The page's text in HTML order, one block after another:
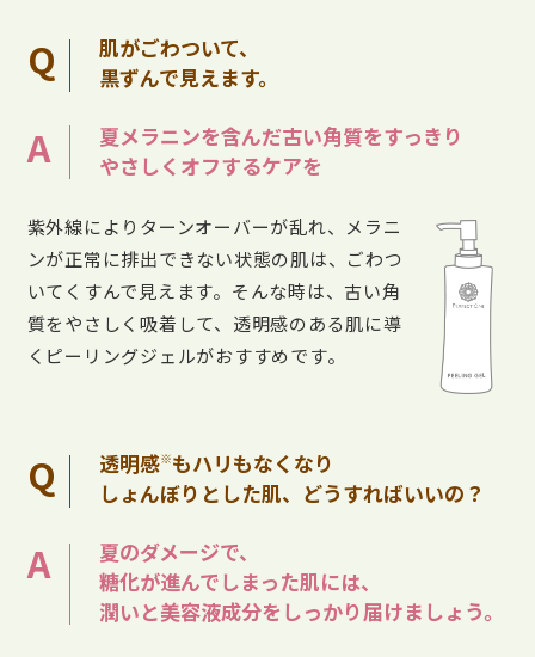
Q
肌がごわついて、
黒ずんで見えます。
A
夏メラニンを含んだ古い角質をすっきり
やさしくオフするケアを
紫外線によりターンオーバーが乱れ、メラニ
ンが正常に排出できない状態の肌は、ごわつ
いてくすんで見えます。そんな時は、古い角
質をやさしく吸着して、透明感のある肌に導
くピーリングジェルがおすすめです。
Q 透明感※もハリもなくなり
しょんぼりとした肌、どうすればいいの？
A
夏のダメージで、
糖化が進んでしまった肌には、
潤いと美容液成分をしっかり届けましょう。